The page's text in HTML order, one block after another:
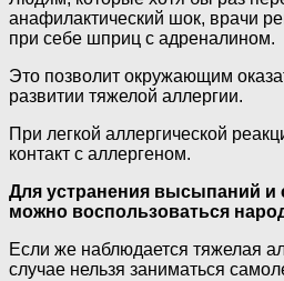
анафилактический шок, врачи
при себе шприц с адреналином.
Это позволит окружающим
развитии тяжелой аллергии.
При легкой аллергической
контакт с аллергеном.
Для устранения высыпаний и
можно воспользоваться
Если же наблюдается тяжелая
случае нельзя заниматься